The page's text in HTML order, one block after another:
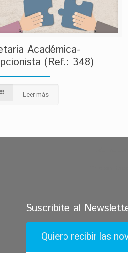
Académica-
(Ref.: 348)
Leer más
Suscribite al
Quiero recibir las